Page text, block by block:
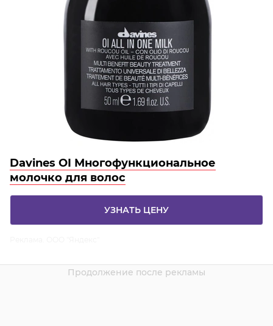
Davines OI Многофункциональное
молочко для волос
УЗНАТЬ ЦЕНУ